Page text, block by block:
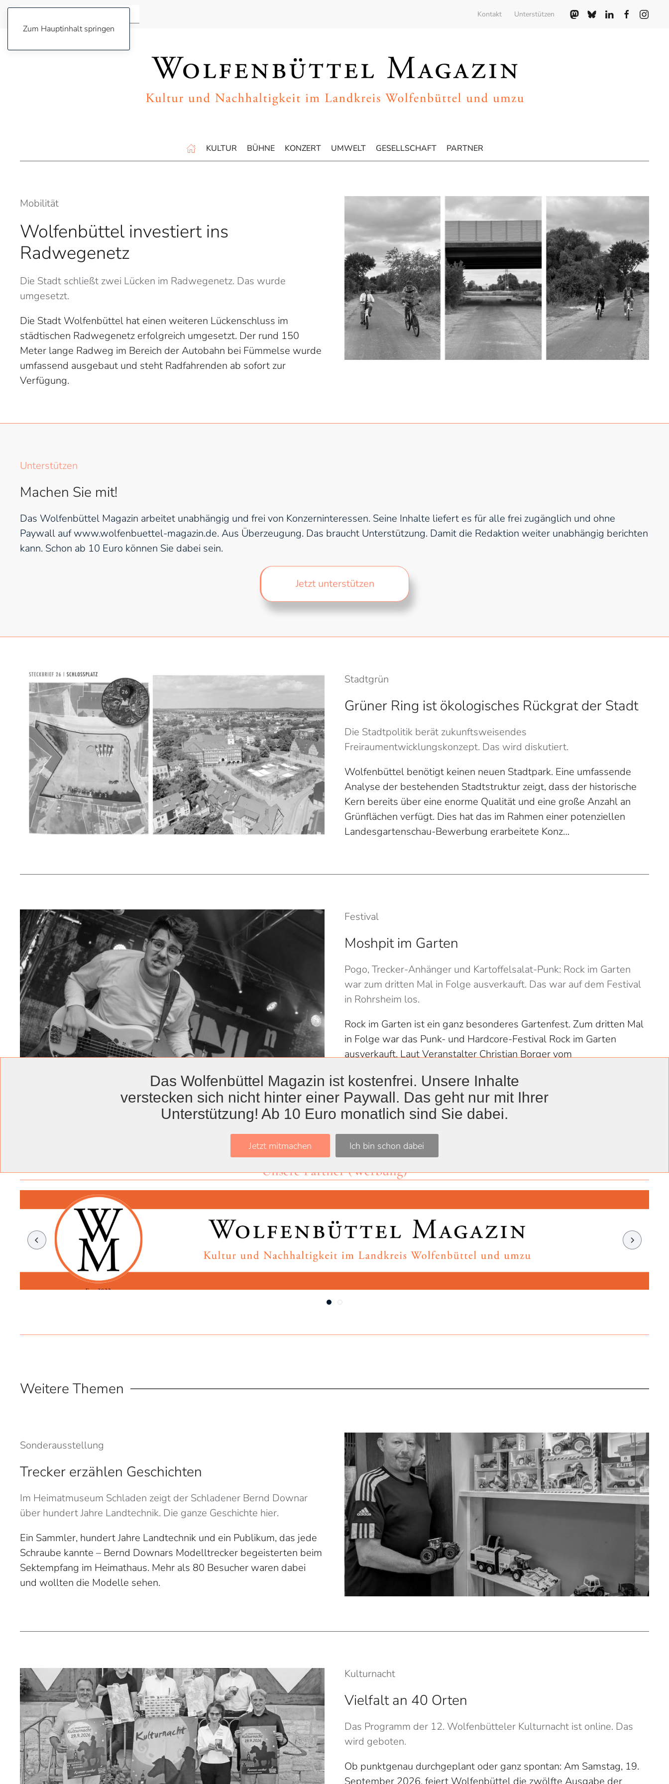
Zum Hauptinhalt springen
Kontakt Unterstützen
KULTUR BÜHNE KONZERT UMWELT GESELLSCHAFT PARTNER
Mobilität
Wolfenbüttel investiert ins
Radwegenetz
Die Stadt schließt zwei Lücken im Radwegenetz. Das wurde
umgesetzt.
Die Stadt Wolfenbüttel hat einen weiteren Lückenschluss im
städtischen Radwegenetz erfolgreich umgesetzt. Der rund 150
Meter lange Radweg im Bereich der Autobahn bei Fümmelse wurde
umfassend ausgebaut und steht Radfahrenden ab sofort zur
Verfügung.
Unterstützen
Machen Sie mit!
Das Wolfenbüttel Magazin arbeitet unabhängig und frei von Konzerninteressen. Seine Inhalte liefert es für alle frei zugänglich und ohne
Paywall auf www.wolfenbuettel-magazin.de. Aus Überzeugung. Das braucht Unterstützung. Damit die Redaktion weiter unabhängig berichten
kann. Schon ab 10 Euro können Sie dabei sein.
Jetzt unterstützen
Stadtgrün
Grüner Ring ist ökologisches Rückgrat der Stadt
Die Stadtpolitik berät zukunftsweisendes
Freiraumentwicklungskonzept. Das wird diskutiert.
Wolfenbüttel benötigt keinen neuen Stadtpark. Eine umfassende
Analyse der bestehenden Stadtstruktur zeigt, dass der historische
Kern bereits über eine enorme Qualität und eine große Anzahl an
Grünflächen verfügt. Dies hat das im Rahmen einer potenziellen
Landesgartenschau-Bewerbung erarbeitete Konz…
Festival
Moshpit im Garten
Pogo, Trecker-Anhänger und Kartoffelsalat-Punk: Rock im Garten
war zum dritten Mal in Folge ausverkauft. Das war auf dem Festival
in Rohrsheim los.
Rock im Garten ist ein ganz besonderes Gartenfest. Zum dritten Mal
in Folge war das Punk- und Hardcore-Festival Rock im Garten
ausverkauft. Laut Veranstalter Christian Borger vom
über den Tag verteilt vor der Bühne. Statt eines einzeln…
Unsere Partner (Werbung)
Wolfenbüttel Magazin
Stadt Wolfenbüttel
Weitere Themen
Sonderausstellung
Trecker erzählen Geschichten
Im Heimatmuseum Schladen zeigt der Schladener Bernd Downar
über hundert Jahre Landtechnik. Die ganze Geschichte hier.
Ein Sammler, hundert Jahre Landtechnik und ein Publikum, das jede
Schraube kannte – Bernd Downars Modelltrecker begeisterten beim
Sektempfang im Heimathaus. Mehr als 80 Besucher waren dabei
und wollten die Modelle sehen.
Kulturnacht
Vielfalt an 40 Orten
Das Programm der 12. Wolfenbütteler Kulturnacht ist online. Das
wird geboten.
Ob punktgenau durchgeplant oder ganz spontan: Am Samstag, 19.
September 2026, feiert Wolfenbüttel die zwölfte Ausgabe der
Das Wolfenbüttel Magazin ist kostenfrei. Unsere Inhalte
verstecken sich nicht hinter einer Paywall. Das geht nur mit Ihrer
Unterstützung! Ab 10 Euro monatlich sind Sie dabei.
Jetzt mitmachen Ich bin schon dabei